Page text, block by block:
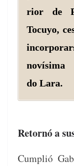
ri­or de
Tocuyo,
do Lara.
Retornó a
Cumplió